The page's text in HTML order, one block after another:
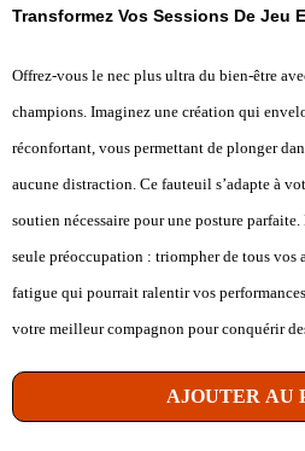
Transformez Vos Sessions De Jeu
Offrez-vous le nec plus ultra du bien-être
champions. Imaginez une création qui
réconfortant, vous permettant de plonger
aucune distraction. Ce fauteuil s’adapte à
soutien nécessaire pour une posture
seule préoccupation : triompher de tous vos
fatigue qui pourrait ralentir vos
votre meilleur compagnon pour conquérir
AJOUTER AU